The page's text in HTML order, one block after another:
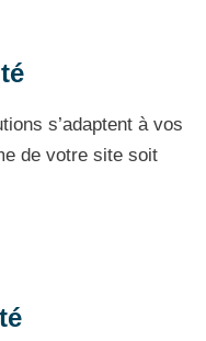
s’adaptent à vos
de votre site soit